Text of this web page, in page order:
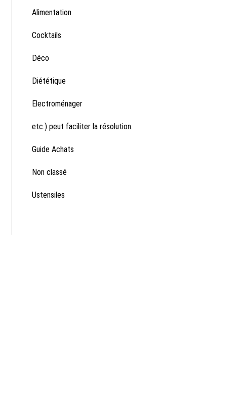
Alimentation
Cocktails
Déco
Diététique
Electroménager
etc.) peut faciliter la résolution.
Guide Achats
Non classé
Ustensiles